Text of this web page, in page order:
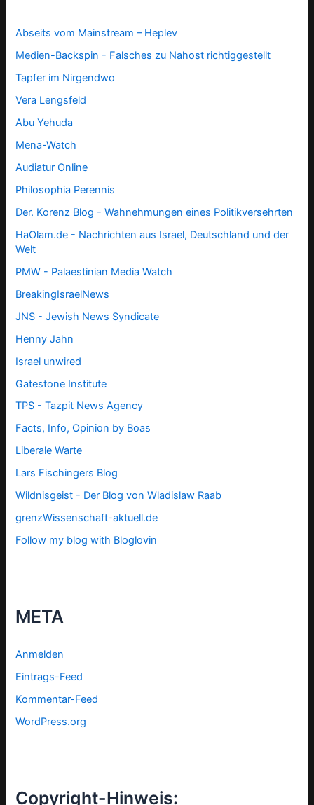
Abseits vom Mainstream – Heplev
Medien-Backspin - Falsches zu Nahost richtiggestellt
Tapfer im Nirgendwo
Vera Lengsfeld
Abu Yehuda
Mena-Watch
Audiatur Online
Philosophia Perennis
Der. Korenz Blog - Wahnehmungen eines Politikversehrten
HaOlam.de - Nachrichten aus Israel, Deutschland und der
Welt
PMW - Palaestinian Media Watch
BreakingIsraelNews
JNS - Jewish News Syndicate
Henny Jahn
Israel unwired
Gatestone Institute
TPS -Tazpit News Agency
Facts, Info, Opinion by Boas
Liberale Warte
Lars Fischingers Blog
Wildnisgeist - Der Blog von Wladislaw Raab
grenzWissenschaft-aktuell.de
Follow my blog with Bloglovin
META
Anmelden
Eintrags-Feed
Kommentar-Feed
WordPress.org
Copyright-Hinweis: